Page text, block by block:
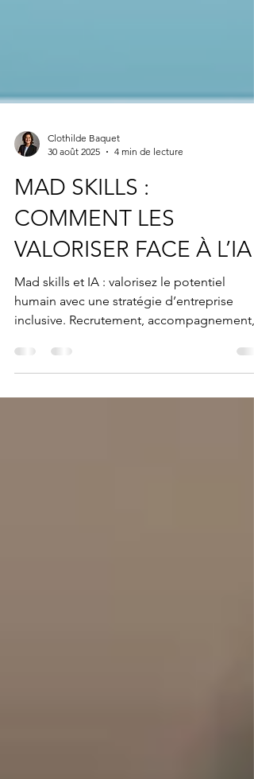
30 août 2025
4 min de lecture
MAD SKILLS :
COMMENT LES
VALORISER FACE À L’IA ?
Mad skills et IA : valorisez le potentiel
humain avec une stratégie d’entreprise
inclusive. Recrutement, accompagnement,